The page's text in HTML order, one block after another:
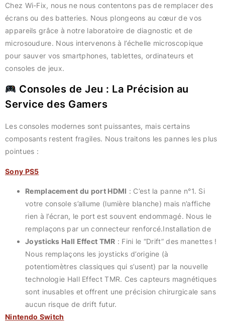
Chez Wi-Fix, nous ne nous contentons pas de remplacer des
écrans ou des batteries. Nous plongeons au cœur de vos
appareils grâce à notre laboratoire de diagnostic et de
microsoudure. Nous intervenons à l’échelle microscopique
pour sauver vos smartphones, tablettes, ordinateurs et
consoles de jeux.
Consoles de Jeu : La Précision au
Service des Gamers
Les consoles modernes sont puissantes, mais certains
composants restent fragiles. Nous traitons les pannes les plus
pointues :
Sony PS5
Remplacement du port HDMI : C’est la panne n°1. Si
votre console s’allume (lumière blanche) mais n’affiche
rien à l’écran, le port est souvent endommagé. Nous le
remplaçons par un connecteur renforcé.Installation de
Joysticks Hall Effect TMR : Fini le “Drift” des manettes !
Nous remplaçons les joysticks d’origine (à
potentiomètres classiques qui s’usent) par la nouvelle
technologie Hall Effect TMR. Ces capteurs magnétiques
sont inusables et offrent une précision chirurgicale sans
aucun risque de drift futur.
Nintendo Switch